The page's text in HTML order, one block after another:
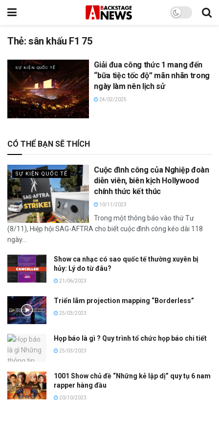
Thẻ:sân khấu F1 75
SỰ KIỆN QUỐC TẾ
Giải đua công thức 1 mang đến
“bữa tiệc tốc độ” mãn nhãn trong
ngày làm nên lịch sử
24/02/2025
CÓ THỂ BẠN SẼ THÍCH
SỰ KIỆN QUỐC TẾ
Cuộc đình công của Nghiệp đoàn
diễn viên, biên kịch Hollywood
chính thức kết thúc
10/11/2023
Trong một thông báo vào thứ Tư
(8/11), Hiệp hội SAG-AFTRA cho biết cuộc đình công kéo dài 118
ngày...
Show ca nhạc có sao quốc tế thường xuyên bị
hủy: Lý do từ đâu?
21/06/2023
Triển lãm projection mapping “Borderless”
25/03/2023
Họp báo là gì ? Quy trình tổ chức họp báo chi tiết
25/03/2023
1001 Show chủ đề “Những kẻ lập dị” quy tụ 6 nam
rapper hàng đầu
20/10/2023